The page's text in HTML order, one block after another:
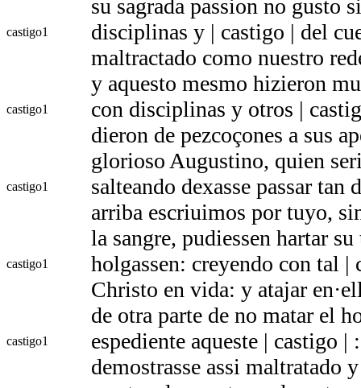
castigo1
su sagrada passion no gusto
disciplinas y | castigo | del
maltractado como nuestro
castigo1
y aquesto mesmo hizieron
con disciplinas y otros |
dieron de pezcoçones a sus
castigo1
glorioso Augustino, quien
salteando dexasse passar
arriba escriuimos por tuyo,
castigo1
la sangre, pudiessen hartar
holgassen: creyendo con tal |
Christo en vida: y atajar
castigo1
de otra parte de no matar el
espediente aqueste | castigo
demostrasse assi maltratado